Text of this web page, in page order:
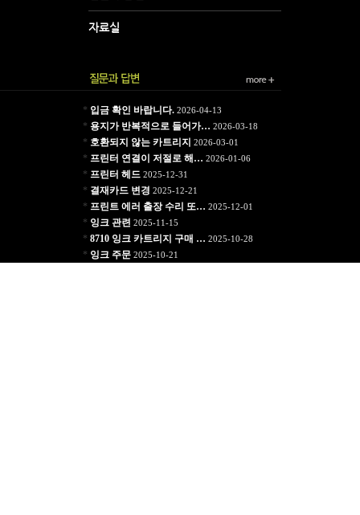
* 입금 확인 바랍니다.2026-04-13
* 용지가 반복적으로 들어가… 2026-03-18
* 호환되지 않는 카트리지 2026-03-01
* 프린터 연결이 저절로 해… 2026-01-06
* 프린터 헤드 2025-12-31
* 결재카드 변경 2025-12-21
* 프린트 에러 출장 수리 또… 2025-12-01
* 잉크 관련 2025-11-15
* 8710 잉크 카트리지 구매 … 2025-10-28
* 잉크 주문2025-10-21